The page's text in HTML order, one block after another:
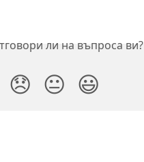
ли на въпроса ви?
😞 😐 😃